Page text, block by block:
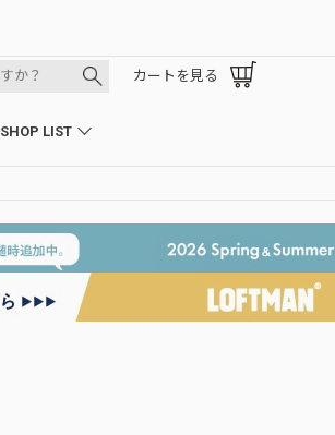
SHOP LIST
カートを見る